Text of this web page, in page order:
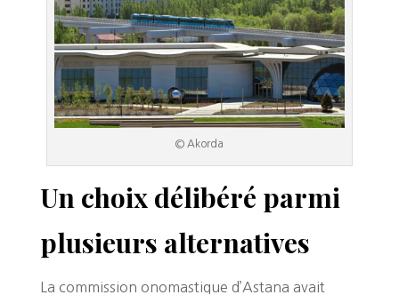
© Akorda
Un choix délibéré parmi
plusieurs alternatives
La commission onomastique d’Astana avait